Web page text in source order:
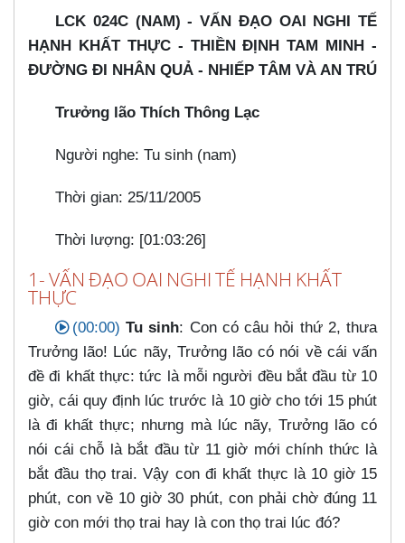
LCK 024C (NAM) - VẤN ĐẠO OAI NGHI TẾ
HẠNH KHẤT THỰC - THIỀN ĐỊNH TAM MINH -
ĐƯỜNG ĐI NHÂN QUẢ - NHIẾP TÂM VÀ AN TRÚ
Trưởng lão Thích Thông Lạc
Người nghe: Tu sinh (nam)
Thời gian: 25/11/2005
Thời lượng: [01:03:26]
1- VẤN ĐẠO OAI NGHI TẾ HẠNH KHẤT
THỰC
(00:00) Tu sinh: Con có câu hỏi thứ 2, thưa
Trưởng lão! Lúc nãy, Trưởng lão có nói về cái vấn
đề đi khất thực: tức là mỗi người đều bắt đầu từ 10
giờ, cái quy định lúc trước là 10 giờ cho tới 15 phút
là đi khất thực; nhưng mà lúc nãy, Trưởng lão có
nói cái chỗ là bắt đầu từ 11 giờ mới chính thức là
bắt đầu thọ trai. Vậy con đi khất thực là 10 giờ 15
phút, con về 10 giờ 30 phút, con phải chờ đúng 11
giờ con mới thọ trai hay là con thọ trai lúc đó?